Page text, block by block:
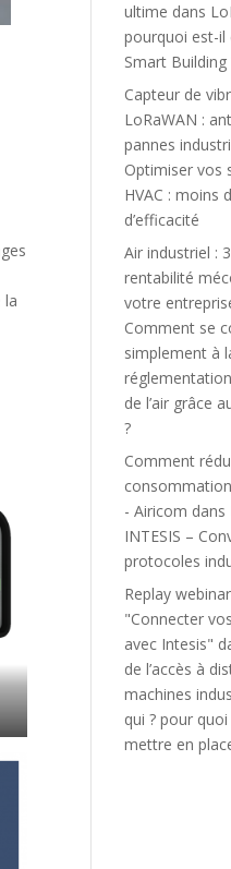
la
ultime dans
pourquoi est-il
Smart Building
Capteur de
LoRaWAN :
pannes
Optimiser vos
HVAC : moins
d’efficacité
Air industriel :
rentabilité
votre
Comment se
simplement à
de l’air grâce
?
Comment
- Airicom dans
INTESIS –
protocoles
Replay
"Connecter
avec Intesis"
de l’accès à
machines
qui ? pour
mettre en